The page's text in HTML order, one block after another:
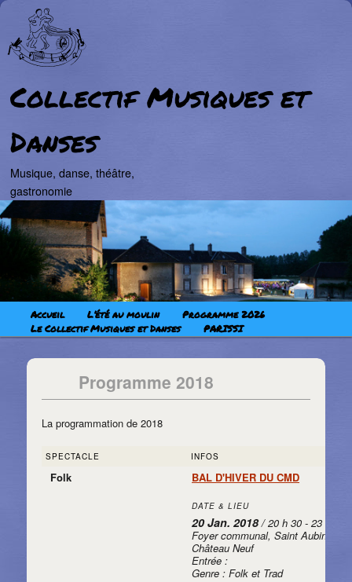
Collectif Musiques et
Danses
Musique, danse, théâtre,
gastronomie
Menu principalAller au contenu principal
Aller au contenu secondaire
Accueil L’été au moulin
Programme 2026
Le Collectif Musiques et Danses
PARISSI
Programme 2018
La programmation de 2018
SPECTACLE INFOS
Folk BAL D'HIVER DU CMD
DATE & LIEU
20 Jan. 2018/ 20 h 30 - 23 h 59
Foyer communal, Saint Aubin
Château Neuf
Entrée :
Genre : Folk et Trad